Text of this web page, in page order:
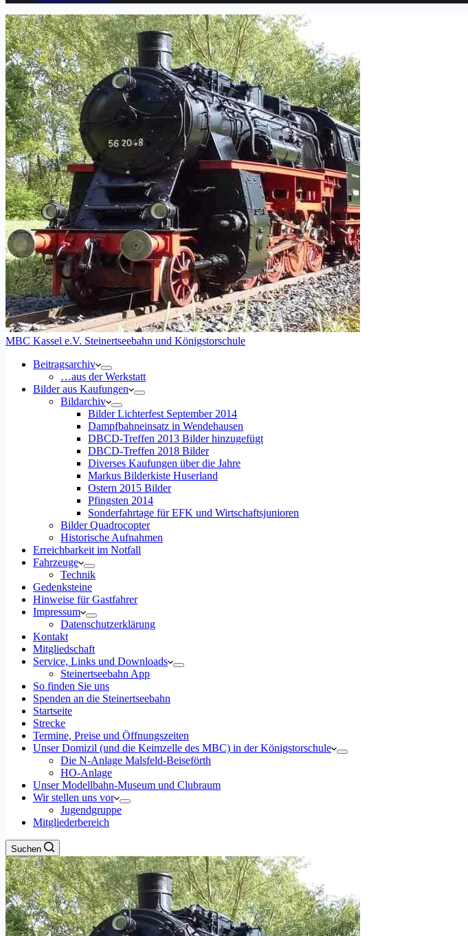
MBC Kassel e.V. Steinertseebahn und Königstorschule
Beitragsarchiv
…aus der Werkstatt
Bilder aus Kaufungen
Bildarchiv
Bilder Lichterfest September 2014
Dampfbahneinsatz in Wendehausen
DBCD-Treffen 2013 Bilder hinzugefügt
DBCD-Treffen 2018 Bilder
Diverses Kaufungen über die Jahre
Markus Bilderkiste Huserland
Ostern 2015 Bilder
Pfingsten 2014
Sonderfahrtage für EFK und Wirtschaftsjunioren
Bilder Quadrocopter
Historische Aufnahmen
Erreichbarkeit im Notfall
Fahrzeuge
Technik
Gedenksteine
Hinweise für Gastfahrer
Impressum
Datenschutzerklärung
Kontakt
Mitgliedschaft
Service, Links und Downloads
Steinertseebahn App
So finden Sie uns
Spenden an die Steinertseebahn
Startseite
Strecke
Termine, Preise und Öffnungszeiten
Unser Domizil (und die Keimzelle des MBC) in der Königstorschule
Die N-Anlage Malsfeld-Beiseförth
HO-Anlage
Unser Modellbahn-Museum und Clubraum
Wir stellen uns vor
Jugendgruppe
Mitgliederbereich
Suchen